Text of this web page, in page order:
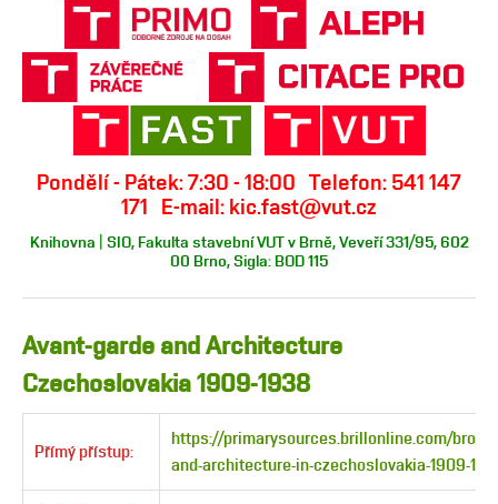
Pondělí - Pátek: 7:30 - 18:00 Telefon: 541 147
171 E-mail: kic.fast@vut.cz
Knihovna | SIO, Fakulta stavební VUT v Brně, Veveří 331/95, 602
00 Brno, Sigla: BOD 115
Avant-garde and Architecture
Czechoslovakia 1909-1938
Přímý přístup:
https://primarysources.brillonline.com/
and-architecture-in-czechoslovakia-1909-